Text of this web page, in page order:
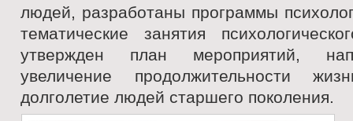
людей, разработаны программы
тематические занятия
утвержден план мероприятий,
увеличение продолжительности
долголетие людей старшего поколения.